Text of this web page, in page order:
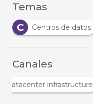
Temas
C
Centros de datos
Canales
Datacenter infrastructure